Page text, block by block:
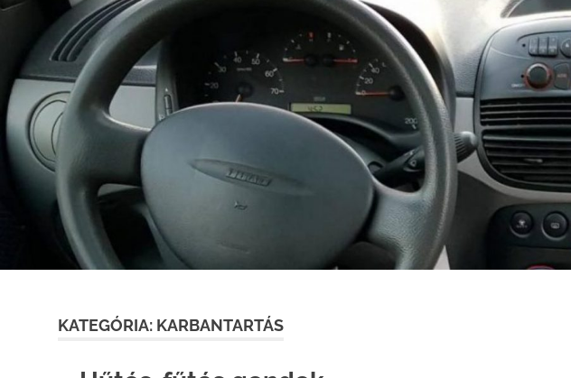
KATEGÓRIA: KARBANTARTÁS